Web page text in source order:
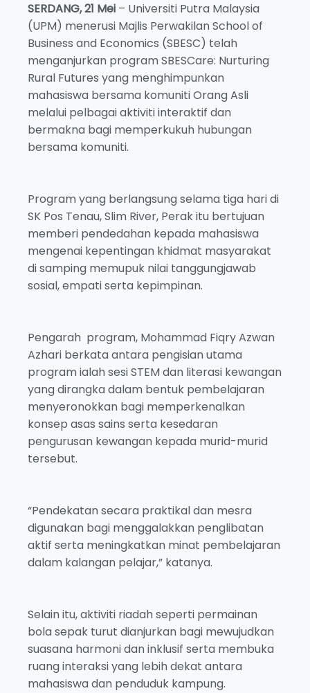
SERDANG, 21 Mei – Universiti Putra Malaysia
(UPM) menerusi Majlis Perwakilan School of
Business and Economics (SBESC) telah
menganjurkan program SBESCare: Nurturing
Rural Futures yang menghimpunkan
mahasiswa bersama komuniti Orang Asli
melalui pelbagai aktiviti interaktif dan
bermakna bagi memperkukuh hubungan
bersama komuniti.
Program yang berlangsung selama tiga hari di
SK Pos Tenau, Slim River, Perak itu bertujuan
memberi pendedahan kepada mahasiswa
mengenai kepentingan khidmat masyarakat
di samping memupuk nilai tanggungjawab
sosial, empati serta kepimpinan.
Pengarah program, Mohammad Fiqry Azwan
Azhari berkata antara pengisian utama
program ialah sesi STEM dan literasi kewangan
yang dirangka dalam bentuk pembelajaran
menyeronokkan bagi memperkenalkan
konsep asas sains serta kesedaran
pengurusan kewangan kepada murid-murid
tersebut.
“Pendekatan secara praktikal dan mesra
digunakan bagi menggalakkan penglibatan
aktif serta meningkatkan minat pembelajaran
dalam kalangan pelajar,” katanya.
Selain itu, aktiviti riadah seperti permainan
bola sepak turut dianjurkan bagi mewujudkan
suasana harmoni dan inklusif serta membuka
ruang interaksi yang lebih dekat antara
mahasiswa dan penduduk kampung.